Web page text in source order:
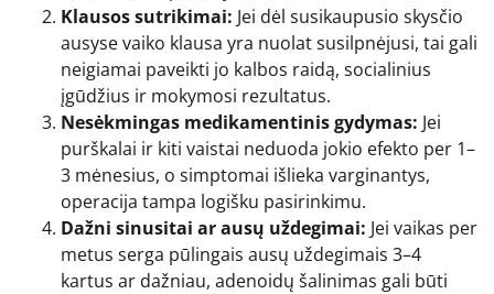
Klausos sutrikimai: Jei dėl susikaupusio skysčio
ausyse vaiko klausa yra nuolat susilpnėjusi, tai gali
neigiamai paveikti jo kalbos raidą, socialinius
įgūdžius ir mokymosi rezultatus.
Nesėkmingas medikamentinis gydymas: Jei
purškalai ir kiti vaistai neduoda jokio efekto per 1–
3 mėnesius, o simptomai išlieka varginantys,
operacija tampa logišku pasirinkimu.
Dažni sinusitai ar ausų uždegimai: Jei vaikas per
metus serga pūlingais ausų uždegimais 3–4
kartus ar dažniau, adenoidų šalinimas gali būti